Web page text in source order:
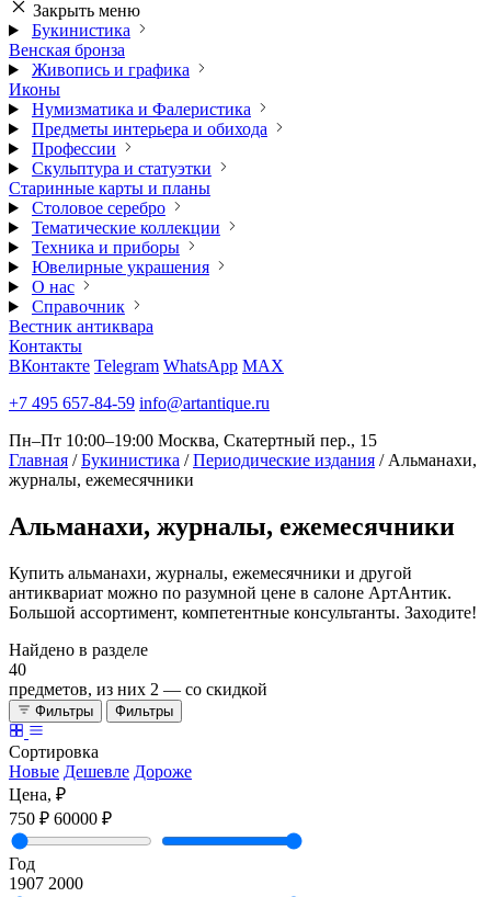
Закрыть меню
Букинистика
Венская бронза
Живопись и графика
Иконы
Нумизматика и Фалеристика
Предметы интерьера и обихода
Профессии
Скульптура и статуэтки
Старинные карты и планы
Столовое серебро
Тематические коллекции
Техника и приборы
Ювелирные украшения
О нас
Справочник
Вестник антиквара
Контакты
ВКонтакте Telegram WhatsApp MAX
+7 495 657-84-59 info@artantique.ru
Пн–Пт 10:00–19:00 Москва, Скатертный пер., 15
Главная / Букинистика / Периодические издания / Альманахи,
журналы, ежемесячники
Альманахи, журналы, ежемесячники
Купить альманахи, журналы, ежемесячники и другой
антиквариат можно по разумной цене в салоне АртАнтик.
Большой ассортимент, компетентные консультанты. Заходите!
Найдено в разделе
40
предметов, из них 2 — со скидкой
Фильтры Фильтры
Сортировка
Новые Дешевле Дороже
Цена, ₽
750 ₽ 60000 ₽
Год
1907 2000